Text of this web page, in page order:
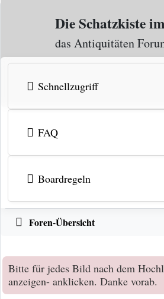
Zum Inhalt
Die Schatzkiste
das Antiquitäten
Schnellzugriff
FAQ
Boardregeln
Foren-Übersicht
Bitte für jedes Bild nach dem
anzeigen- anklicken. Danke vorab.